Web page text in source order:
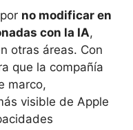
no modificar en
con la IA,
otras áreas. Con
que la compañía
marco,
visible de Apple